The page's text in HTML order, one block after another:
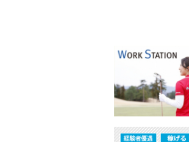
12:00
昼休
13:00
プレ
16:00